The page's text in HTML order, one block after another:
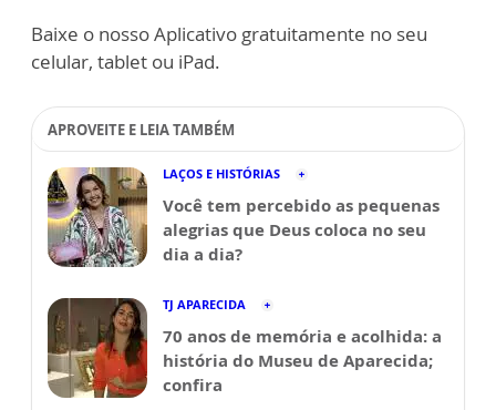
Baixe o nosso Aplicativo gratuitamente no seu
celular, tablet ou iPad.
APROVEITE E LEIA TAMBÉM
LAÇOS E HISTÓRIAS
Você tem percebido as pequenas
alegrias que Deus coloca no seu
dia a dia?
TJ APARECIDA
70 anos de memória e acolhida: a
história do Museu de Aparecida;
confira